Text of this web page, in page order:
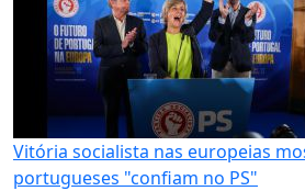
Vitória socialista nas europeias
portugueses "confiam no PS"